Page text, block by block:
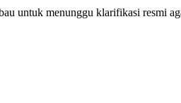
untuk menunggu klarifikasi resmi